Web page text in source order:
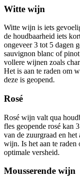
Witte wijn
Witte wijn is iets
de houdbaarheid iets
ongeveer 3 tot 5 dagen
sauvignon blanc of
vollere wijnen zoals
Het is aan te raden om
deze is geopend.
Rosé
Rosé wijn valt qua
fles geopende rosé kan
van de zuurgraad en
wijn. Is het aan te raden
optimale versheid.
Mousserende wijn